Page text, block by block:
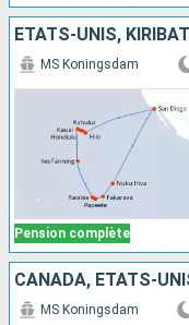
ÉTATS-UNIS,
Pension complète
MS Koningsdam
CANADA, ÉTATS-
MS Koningsdam